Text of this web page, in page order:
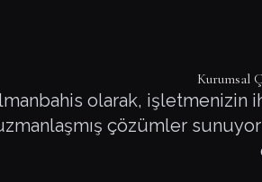
Kurumsal
olarak, işletmenizin
çözümler